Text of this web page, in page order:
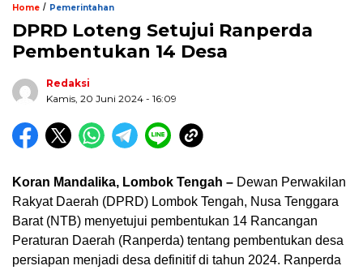
Home / Pemerintahan
DPRD Loteng Setujui Ranperda
Pembentukan 14 Desa
Redaksi
Kamis, 20 Juni 2024 - 16:09
Koran Mandalika, Lombok Tengah – Dewan Perwakilan
Rakyat Daerah (DPRD) Lombok Tengah, Nusa Tenggara
Barat (NTB) menyetujui pembentukan 14 Rancangan
Peraturan Daerah (Ranperda) tentang pembentukan desa
persiapan menjadi desa definitif di tahun 2024. Ranperda